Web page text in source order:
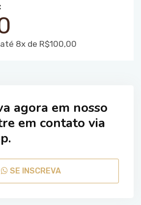
8x de R$100,00
agora em nosso
em contato via
SE INSCREVA